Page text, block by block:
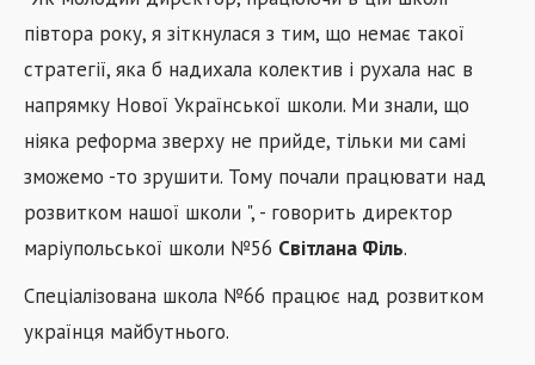
півтора року, я зіткнулася з тим, що немає такої
стратегії, яка б надихала колектив і рухала нас в
напрямку Нової Української школи. Ми знали, що
ніяка реформа зверху не прийде, тільки ми самі
зможемо -то зрушити. Тому почали працювати над
розвитком нашої школи ", - говорить директор
маріупольської школи №56 Світлана Філь.
Спеціалізована школа №66 працює над розвитком
українця майбутнього.